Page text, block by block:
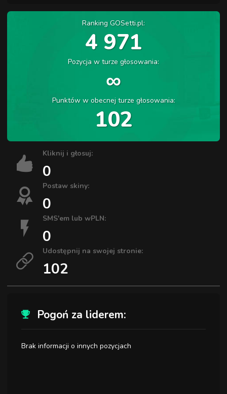
Ranking GOSetti.pl:
4 971
Pozycja w turze głosowania:
∞
Punktów w obecnej turze głosowania:
102
Kliknij i głosuj:
0
Postaw skiny:
0
SMS'em lub wPLN:
0
Udostępnij na swojej stronie:
102
Pogoń za liderem:
Brak informacji o innych pozycjach